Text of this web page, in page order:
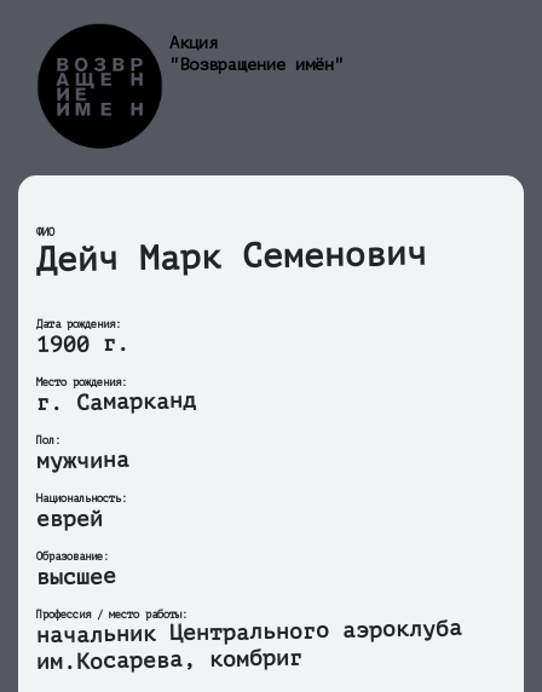
Акция
"Возвращение имён"
ФИО
Дейч Марк Семенович
Дата рождения:
1900 г.
Место рождения:
г. Самарканд
Пол:
мужчина
Национальность:
еврей
Образование:
высшее
Профессия / место работы:
начальник Центрального аэроклуба
им.Косарева, комбриг